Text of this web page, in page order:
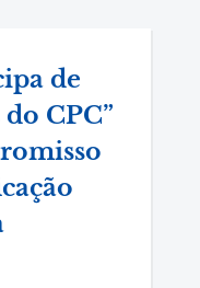
de
CPC”